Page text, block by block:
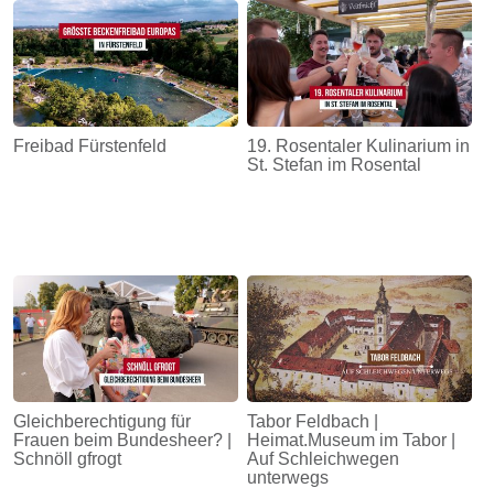
Freibad Fürstenfeld
19. Rosentaler Kulinarium in
St. Stefan im Rosental
Gleichberechtigung für
Frauen beim Bundesheer? |
Schnöll gfrogt
Tabor Feldbach |
Heimat.Museum im Tabor |
Auf Schleichwegen
unterwegs